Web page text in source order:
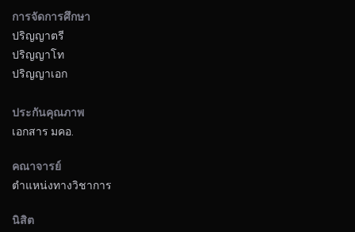
การจัดการศึกษา
ปริญญาตรี
ปริญญาโท
ปริญญาเอก
ประกันคุณภาพ
เอกสาร มคอ.
คณาจารย์
ตำแหน่งทางวิชาการ
นิสิต